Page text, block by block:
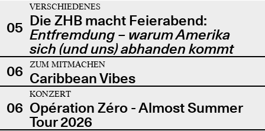
05
VERSCHIEDENES
Die ZHB macht Feierabend:
Entfremdung – warum Amerika
sich (und uns) abhanden kommt
06
ZUM MITMACHEN
Caribbean Vibes
06
KONZERT
Opération Zéro - Almost Summer
Tour 2026